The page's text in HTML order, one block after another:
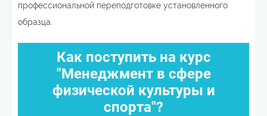
профессиональной переподготовке установленного
образца.
Как поступить на курс
"Менеджмент в сфере
физической культуры и
спорта"?